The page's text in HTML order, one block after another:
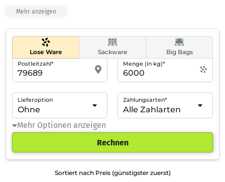
Mehr anzeigen
Lose Ware Sackware Big Bags
Postleitzahl* Menge (in kg)*
Lieferoption Zahlungsarten*
Mehr Optionen anzeigen
Rechnen
Sortiert nach Preis (günstigster zuerst)